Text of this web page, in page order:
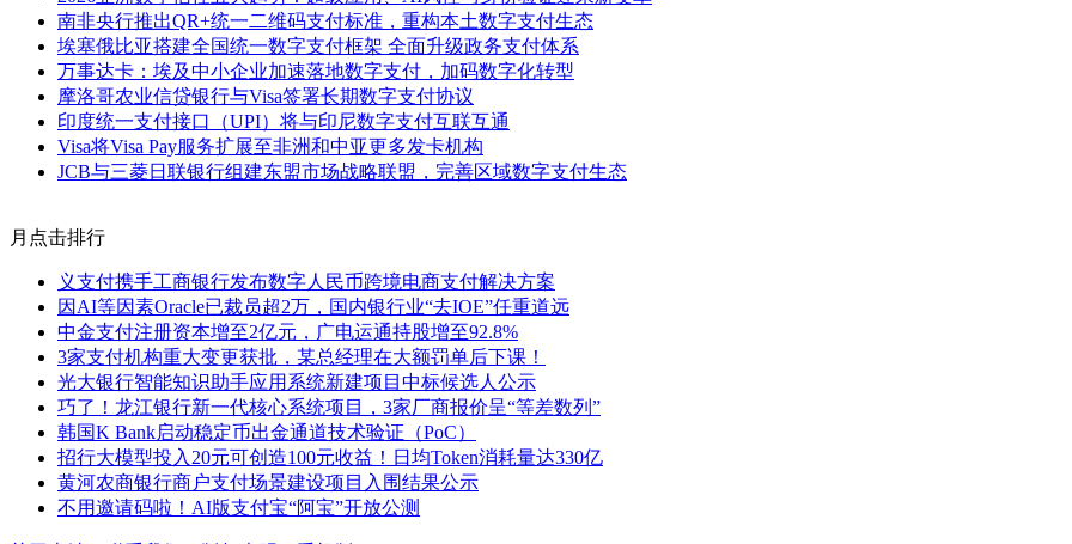
南非央行推出QR+统一二维码支付标准，重构本土数字支付生态
埃塞俄比亚搭建全国统一数字支付框架 全面升级政务支付体系
万事达卡：埃及中小企业加速落地数字支付，加码数字化转型
摩洛哥农业信贷银行与Visa签署长期数字支付协议
印度统一支付接口（UPI）将与印尼数字支付互联互通
Visa将Visa Pay服务扩展至非洲和中亚更多发卡机构
JCB与三菱日联银行组建东盟市场战略联盟，完善区域数字支付生态
月点击排行
义支付携手工商银行发布数字人民币跨境电商支付解决方案
因AI等因素Oracle已裁员超2万，国内银行业“去IOE”任重道远
中金支付注册资本增至2亿元，广电运通持股增至92.8%
3家支付机构重大变更获批，某总经理在大额罚单后下课！
光大银行智能知识助手应用系统新建项目中标候选人公示
巧了！龙江银行新一代核心系统项目，3家厂商报价呈“等差数列”
韩国K Bank启动稳定币出金通道技术验证（PoC）
招行大模型投入20元可创造100元收益！日均Token消耗量达330亿
黄河农商银行商户支付场景建设项目入围结果公示
不用邀请码啦！AI版支付宝“阿宝”开放公测